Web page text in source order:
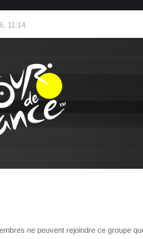
11:14
ne peuvent rejoindre ce groupe